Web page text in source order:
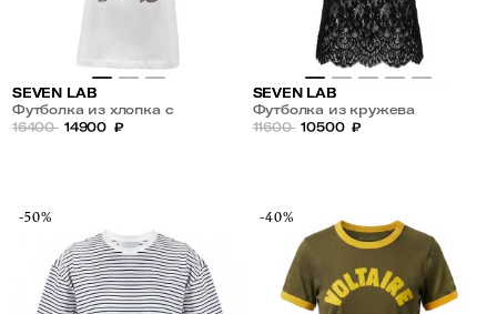
SEVEN LAB
Футболка из хлопка с
надписью из страз
16400 14900 ₽
SEVEN LAB
Футболка из кружева
11600 10500 ₽
-50% -40%